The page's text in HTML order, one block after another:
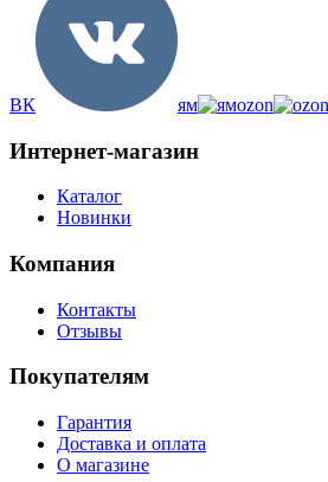
ВК ям ozon
Интернет-магазин
Каталог
Новинки
Компания
Контакты
Отзывы
Покупателям
Гарантия
Доставка и оплата
О магазине